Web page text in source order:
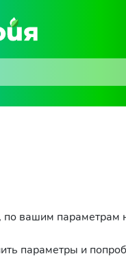
вашим параметрам
параметры и